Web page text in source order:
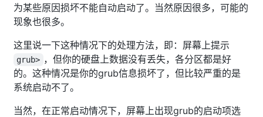
为某些原因损坏不能自动启动了。当然原因很多，可能的
现象也很多。
这里说一下这种情况下的处理方法，即：屏幕上提示
grub> ，但你的硬盘上数据没有丢失，各分区都是好
的。这种情况是你的grub信息损坏了，但比较严重的是
系统启动不了。
当然，在正常启动情况下，屏幕上出现grub的启动项选